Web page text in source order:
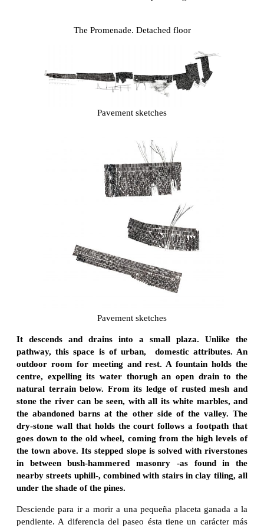
The Promenade. Detached floor
Pavement sketches
Pavement sketches
It descends and drains into a small plaza. Unlike the
pathway, this space is of urban, domestic attributes. An
outdoor room for meeting and rest. A fountain holds the
centre, expelling its water thorugh an open drain to the
natural terrain below. From its ledge of rusted mesh and
stone the river can be seen, with all its white marbles, and
the abandoned barns at the other side of the valley. The
dry-stone wall that holds the court follows a footpath that
goes down to the old wheel, coming from the high levels of
the town above. Its stepped slope is solved with riverstones
in between bush-hammered masonry -as found in the
nearby streets uphill-, combined with stairs in clay tiling, all
under the shade of the pines.
Desciende para ir a morir a una pequeña placeta ganada a la
pendiente. A diferencia del paseo ésta tiene un carácter más